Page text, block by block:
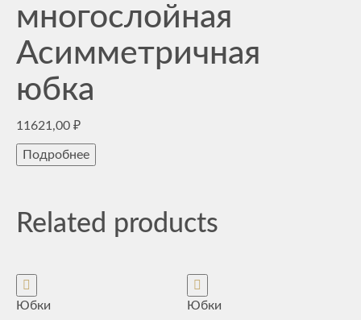
многослойная
Асимметричная
юбка
11621,00 ₽
Подробнее
Related products
Юбки
Юбки